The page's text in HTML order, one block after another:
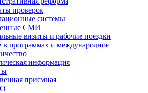
проверок
системы
СМИ
визиты и рабочие поездки
в программах и международное
информация
приемная